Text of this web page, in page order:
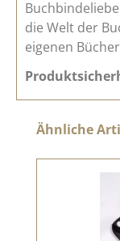
die Welt der
eigenen
Produktgalerie
Ähnliche